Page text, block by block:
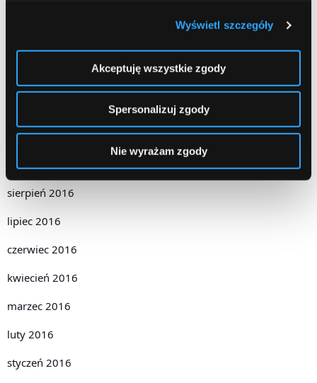
Wyświetl szczegóły
Akceptuję wszystkie zgody
Spersonalizuj zgody
Nie wyrażam zgody
styczeń 2017
październik 2016
wrzesień 2016
sierpień 2016
lipiec 2016
czerwiec 2016
kwiecień 2016
marzec 2016
luty 2016
styczeń 2016